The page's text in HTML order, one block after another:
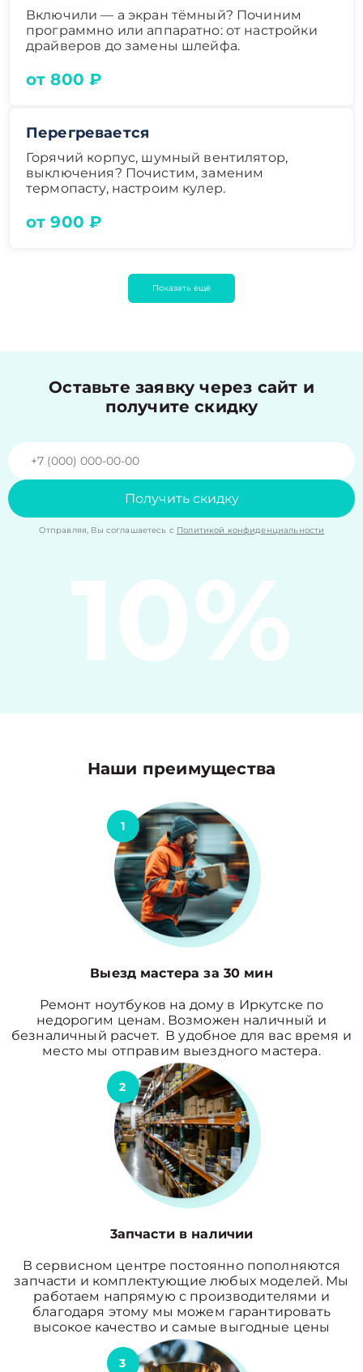
Включили — а экран тёмный? Починим
программно или аппаратно: от настройки
драйверов до замены шлейфа.
от 800 ₽
Перегревается
Горячий корпус, шумный вентилятор,
выключения? Почистим, заменим
термопасту, настроим кулер.
от 900 ₽
Показать ещё
Оставьте заявку через сайт и
получите скидку
Получить скидку
Отправляя, Вы соглашаетесь с Политикой конфиденциальности
10%
Наши преимущества
1
Выезд мастера за 30 мин
Ремонт ноутбуков на дому в Иркутске по
недорогим ценам. Возможен наличный и
безналичный расчет. В удобное для вас время и
место мы отправим выездного мастера.
2
3апчасти в наличии
В сервисном центре постоянно пополняются
запчасти и комплектующие любых моделей. Мы
работаем напрямую с производителями и
благодаря этому мы можем гарантировать
высокое качество и самые выгодные цены
3